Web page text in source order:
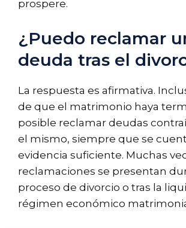
prospere.
¿Puedo reclamar
deuda tras el
La respuesta es afirmativa.
de que el matrimonio haya
posible reclamar deudas
el mismo, siempre que se
evidencia suficiente. Muchas
reclamaciones se presentan
proceso de divorcio o tras la
régimen económico